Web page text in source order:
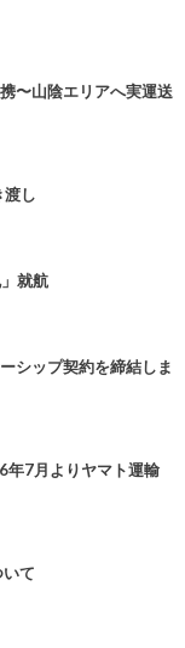
〜山陰エリアへ実運送
渡し
就航
シップ契約を締結しま
年7月よりヤマト運輸
て